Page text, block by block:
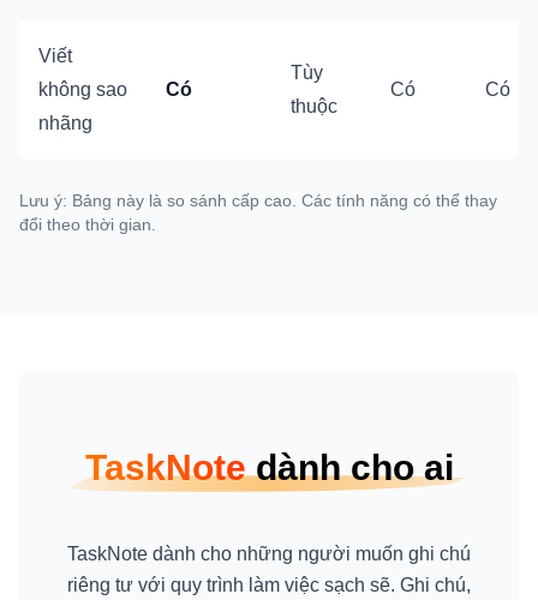
Viết
không sao
nhãng
Có
Tùy
thuộc
Có Có
Lưu ý: Bảng này là so sánh cấp cao. Các tính năng có thể thay
đổi theo thời gian.
TaskNotedành cho ai
TaskNote dành cho những người muốn ghi chú
riêng tư với quy trình làm việc sạch sẽ. Ghi chú,